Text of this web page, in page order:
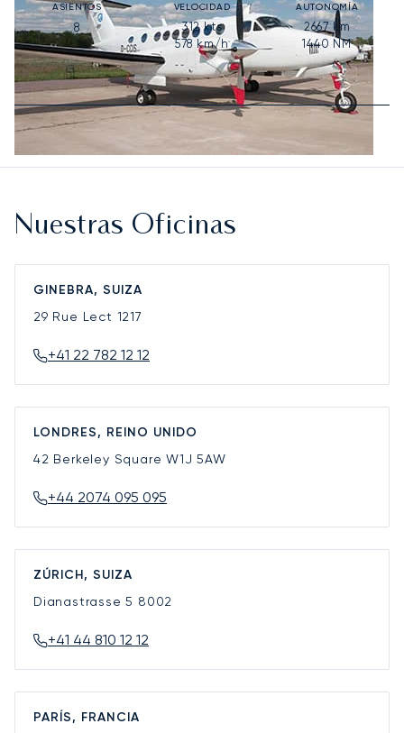
ASIENTOS
8
VELOCIDAD
312kts
578km/h
AUTONOMÍA
2667km
1440 NM
Nuestras Oficinas
GINEBRA, SUIZA
29 Rue Lect 1217
+41 22 782 12 12
LONDRES, REINO UNIDO
42 Berkeley SquareW1J 5AW
+44 2074 095 095
ZÚRICH, SUIZA
Dianastrasse 5 8002
+41 44 810 12 12
PARÍS, FRANCIA